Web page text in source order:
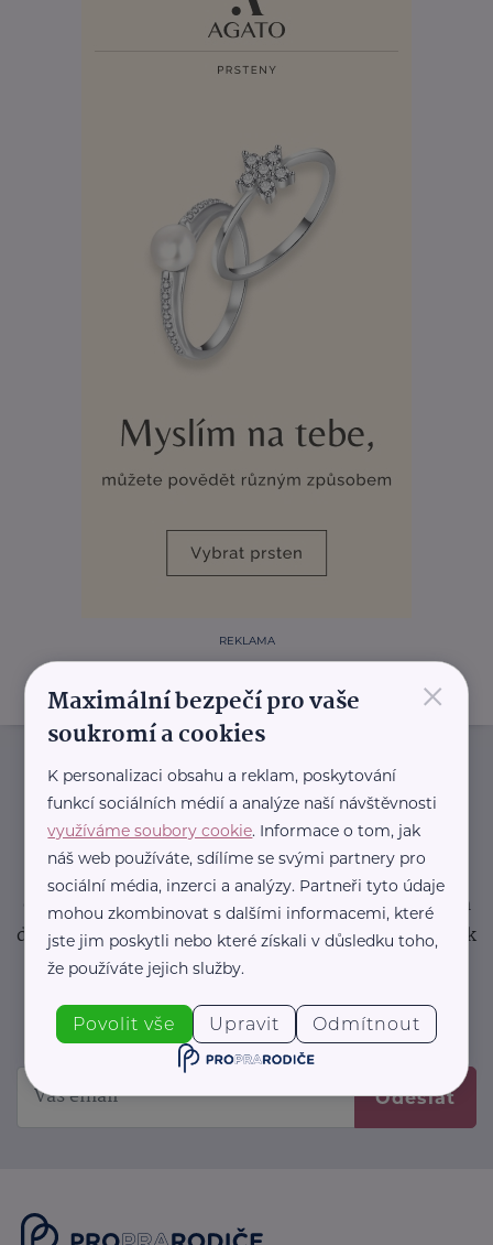
REKLAMA
Informace(nejen)pro
prarodiče
Přihlaste se k odběru novinek a buďte v obraze bez
ohledu na počet svíček na vašem dortu. Pokud nám
dáte svůj e-mail, slibujeme, že jej budeme používat k
zasílání důležitých nebo zajímavých
sdělení.Prosíme, zkontrolujte si svoji emailovou
schránku, kam jsme poslali potvrzovací e-mail.
Odeslat
×
Maximální bezpečí pro vaše
soukromí a cookies
K personalizaci obsahu a reklam, poskytování
funkcí sociálních médií a analýze naší návštěvnosti
využíváme soubory cookie. Informace o tom, jak
náš web používáte, sdílíme se svými partnery pro
sociální média, inzerci a analýzy. Partneři tyto údaje
mohou zkombinovat s dalšími informacemi, které
jste jim poskytli nebo které získali v důsledku toho,
že používáte jejich služby.
Povolit vše Upravit Odmítnout